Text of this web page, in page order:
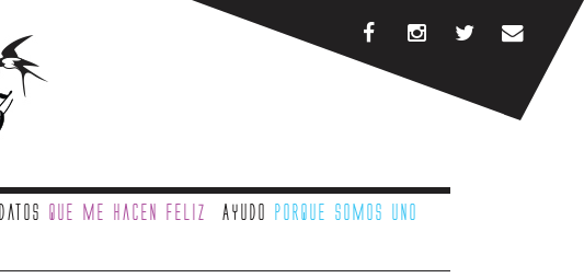
Datos que me hacen feliz Ayudo porque somos uno